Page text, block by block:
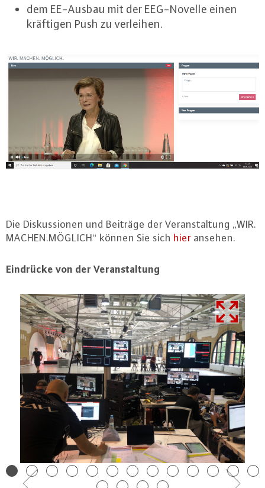
dem EE-Ausbau mit der EEG-No­vel­le einen
kräftigen Push zu verleihen.
Die Dis­kus­sio­nen und Beiträge der Ver­an­stal­tung „WIR.​
MACHEN.MÖGLICH“ können Sie sich hier ansehen.
Eindrücke von der Ver­an­stal­tung
Previous Next